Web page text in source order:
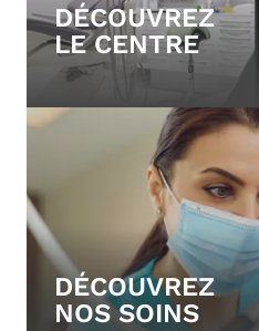
DÉCOUVREZ
LE CENTRE
DÉCOUVREZ
NOS SOINS